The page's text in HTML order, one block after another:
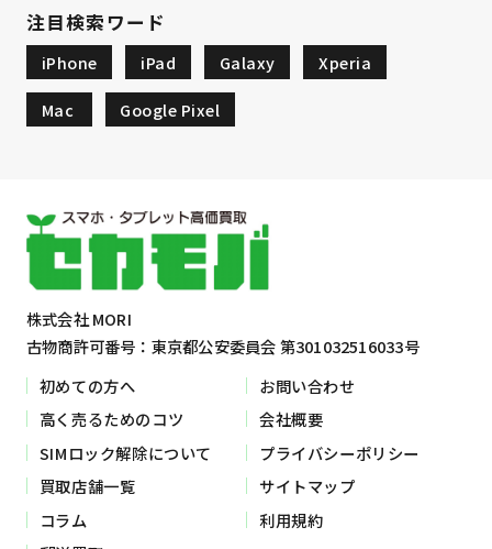
注目検索ワード
iPhone iPad Galaxy Xperia
Mac Google Pixel
株式会社 MORI
古物商許可番号：東京都公安委員会 第301032516033号
初めての方へ
高く売るためのコツ
SIMロック解除について
買取店舗一覧
コラム
お問い合わせ
会社概要
プライバシーポリシー
サイトマップ
利用規約